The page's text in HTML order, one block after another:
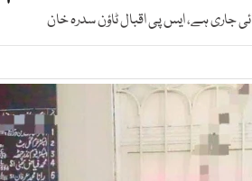
جاری ہے، ایس پی اقبال ٹاؤن سدرہ خان